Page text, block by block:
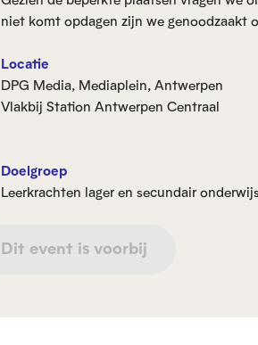
niet komt opdagen zijn we genoodzaakt
Locatie
DPG Media, Mediaplein, Antwerpen
Vlakbij Station Antwerpen Centraal
Doelgroep
Leerkrachten lager en secundair
Dit event is voorbij